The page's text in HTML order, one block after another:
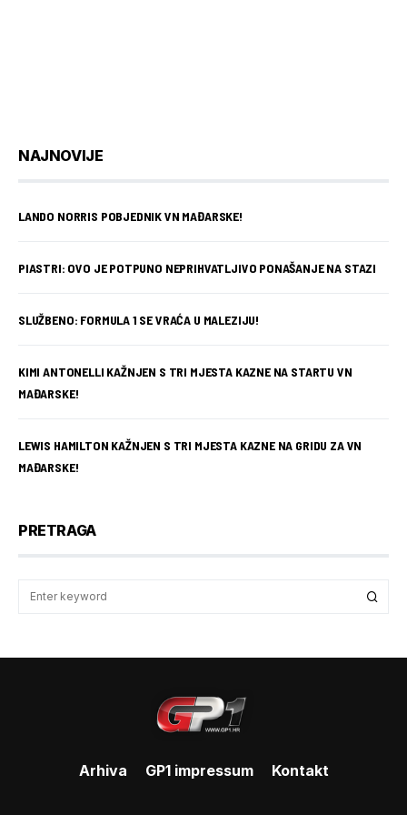
NAJNOVIJE
LANDO NORRIS POBJEDNIK VN MAĐARSKE!
PIASTRI: OVO JE POTPUNO NEPRIHVATLJIVO PONAŠANJE NA STAZI
SLUŽBENO: FORMULA 1 SE VRAĆA U MALEZIJU!
KIMI ANTONELLI KAŽNJEN S TRI MJESTA KAZNE NA STARTU VN
MAĐARSKE!
LEWIS HAMILTON KAŽNJEN S TRI MJESTA KAZNE NA GRIDU ZA VN
MAĐARSKE!
PRETRAGA
Arhiva GP1 impressum Kontakt